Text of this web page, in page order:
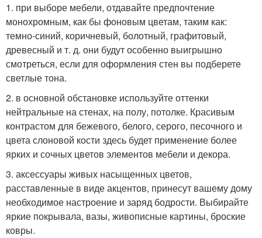
1. при выборе мебели, отдавайте предпочтение
монохромным, как бы фоновым цветам, таким как:
темно-синий, коричневый, болотный, графитовый,
древесный и т. д. они будут особенно выигрышно
смотреться, если для оформления стен вы подберете
светлые тона.
2. в основной обстановке используйте оттенки
нейтральные на стенах, на полу, потолке. Красивым
контрастом для бежевого, белого, серого, песочного и
цвета слоновой кости здесь будет применение более
ярких и сочных цветов элементов мебели и декора.
3. аксессуары живых насыщенных цветов,
расставленные в виде акцентов, принесут вашему дому
необходимое настроение и заряд бодрости. Выбирайте
яркие покрывала, вазы, живописные картины, броские
ковры.